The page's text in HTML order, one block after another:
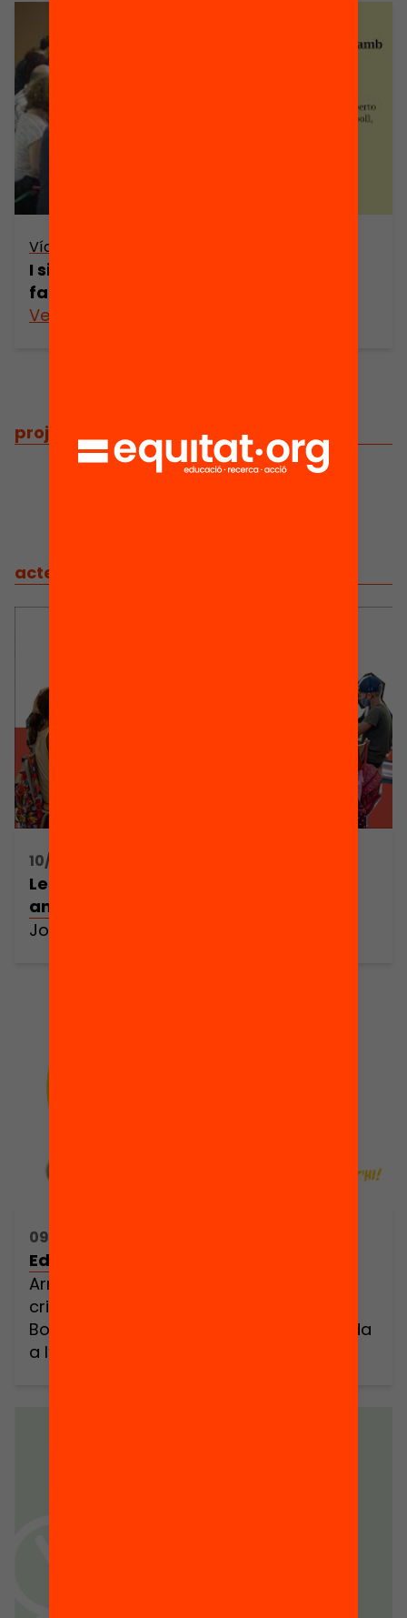
Vídeo
I si redissenyem la reunió amb les
famílies?
Veure’n més
projectes projectes relacionats
actes
10/11/2020 17:30h - 19:45h
Les evidències a l’aula: una educació
amb fonament
Jornada online
09/09/2020 17:00h - 20:00h
Edcamp: Tornada a l’Escola
Arrel del repte “Tornada a l’Escola” de la
crida “Obrim l’Educació” de la Fundació
Bofill i del webinar “Com liderar la tornada
a l’escola?», un grup de persones vam